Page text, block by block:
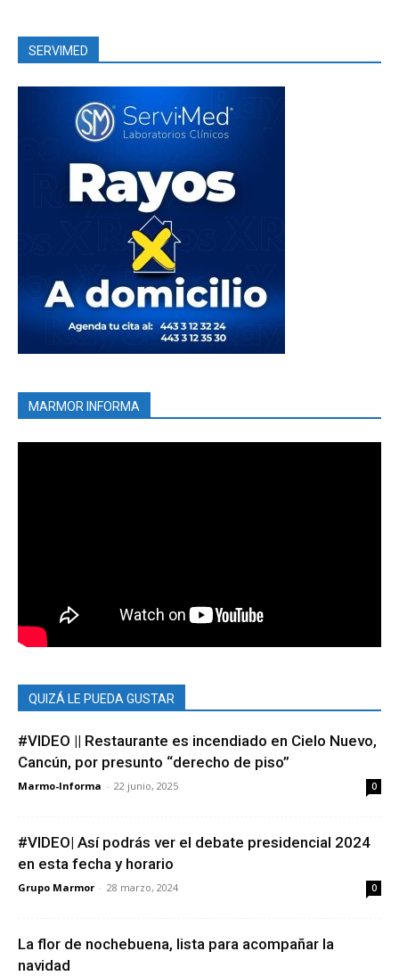
SERVIMED
MARMOR INFORMA
QUIZÁ LE PUEDA GUSTAR
#VIDEO || Restaurante es incendiado en Cielo Nuevo,
Cancún, por presunto “derecho de piso”
Marmo-Informa - 22 junio, 2025 0
#VIDEO| Así podrás ver el debate presidencial 2024
en esta fecha y horario
Grupo Marmor - 28 marzo, 2024 0
La flor de nochebuena, lista para acompañar la
navidad